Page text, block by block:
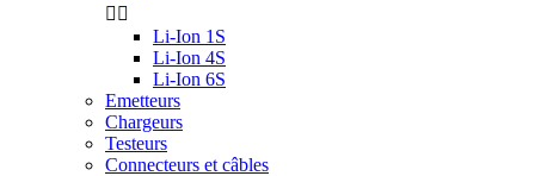
 
Li-Ion 1S
Li-Ion 4S
Li-Ion 6S
Emetteurs
Chargeurs
Testeurs
Connecteurs et câbles